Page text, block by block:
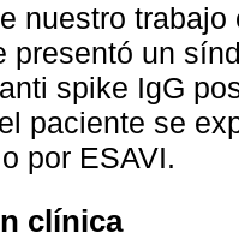
nuestro
presentó un
spike IgG
paciente se
por ESAVI.
clínica